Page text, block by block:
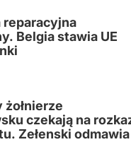
reparacyjna
Belgia stawia UE
żołnierze
czekają na
Zełenski odmawia